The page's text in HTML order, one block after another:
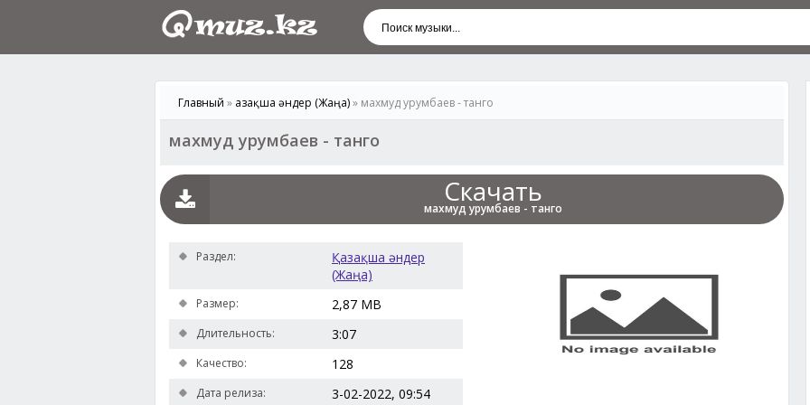
Главный » Қазақша әндер (Жаңа)» махмуд урумбаев - танго
махмуд урумбаев - танго
Скачать
махмуд урумбаев - танго
Раздел:
Қазақша әндер
(Жаңа)
Размер: 2,87 MB
Длительность: 3:07
Качество: 128
Дата релиза: 3-02-2022, 09:54